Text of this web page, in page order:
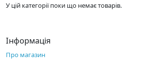
У цій категорії поки що немає товарів.
Інформація
Про магазин